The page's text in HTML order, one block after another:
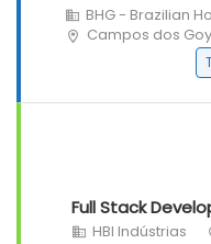
BHG - Brazilian
Campos dos
Full Stack
HBI Indústrias